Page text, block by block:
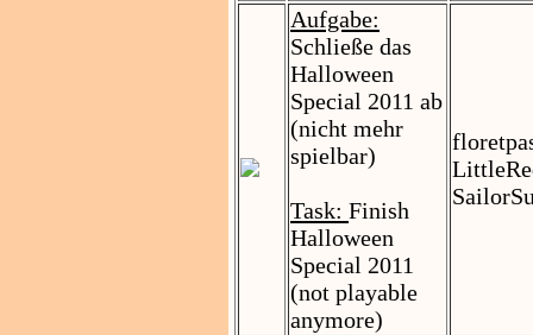
Aufgabe:
Schließe das
Halloween
Special 2011 ab
(nicht mehr
spielbar)
Task: Finish
Halloween
Special 2011
(not playable
anymore)